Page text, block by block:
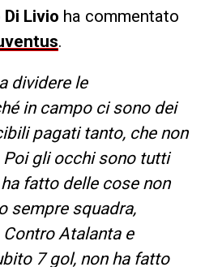
Di Livio ha commentato
.
dividere le
in campo ci sono dei
pagati tanto, che non
gli occhi sono tutti
fatto delle cose non
sempre squadra,
Atalanta e
7 gol, non ha fatto